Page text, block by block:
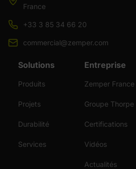
France
+33 3 85 34 66 20
commercial@zemper.com
Solutions
Produits
Projets
Durabilité
Services
Entreprise
Zemper France
Groupe Thorpe
Certifications
Vidéos
Actualités